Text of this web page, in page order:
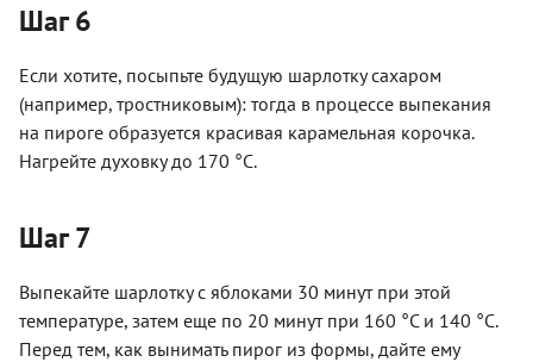
Шаг 6
Если хотите, посыпьте будущую шарлотку сахаром
(например, тростниковым): тогда в процессе выпекания
на пироге образуется красивая карамельная корочка.
Нагрейте духовку до 170 °C.
Шаг 7
Выпекайте шарлотку с яблоками 30 минут при этой
температуре, затем еще по 20 минут при 160 °C и 140 °C.
Перед тем, как вынимать пирог из формы, дайте ему